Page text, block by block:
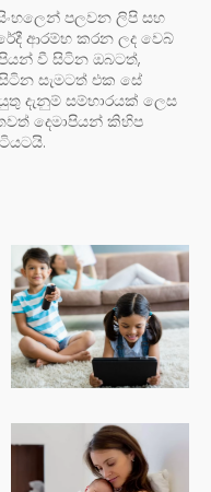
පලවන ලිපි සහ
ආරම්භ කරන ලද වෙබ්
වී සිටින ඔබටත්,
සැමටත් එක සේ
දැනුම් සම්භාරයක් ලෙස
දෙමාපියන් කිහිප